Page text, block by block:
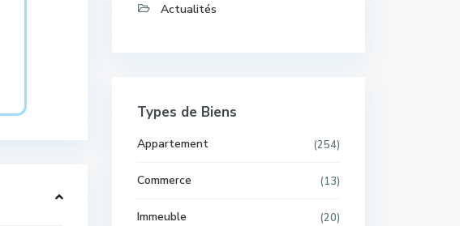
Actualités
Types de Biens
Appartement (254)
Commerce (13)
Immeuble (20)